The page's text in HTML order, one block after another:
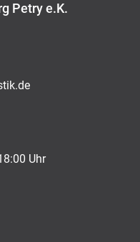
Petry e.K.
Uhr